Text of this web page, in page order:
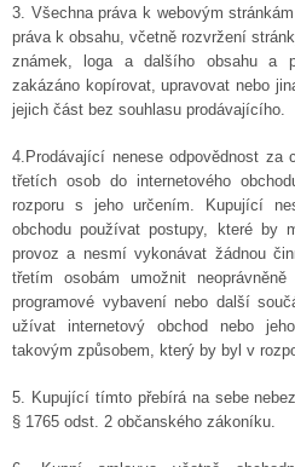
3. Všechna práva k webovým
práva k obsahu, včetně rozvržení
známek, loga a dalšího obsahu a
zakázáno kopírovat, upravovat nebo
jejich část bez souhlasu prodávajícího.
4.Prodávající nenese odpovědnost za
třetích osob do internetového
rozporu s jeho určením. Kupující
obchodu používat postupy, které by
provoz a nesmí vykonávat žádnou
třetím osobám umožnit
programové vybavení nebo další
užívat internetový obchod nebo
takovým způsobem, který by byl v
5. Kupující tímto přebírá na sebe
§ 1765 odst. 2 občanského zákoníku.